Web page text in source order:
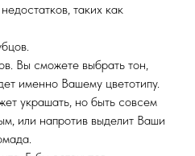
таких как
Вы сможете выбрать тон,
именно Вашему цветотипу.
украшать, но быть совсем
или напротив выделит Ваши